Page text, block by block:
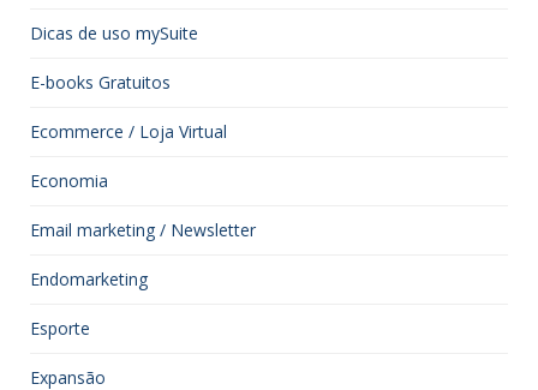
Dicas de uso mySuite
E-books Gratuitos
Ecommerce / Loja Virtual
Economia
Email marketing / Newsletter
Endomarketing
Esporte
Expansão